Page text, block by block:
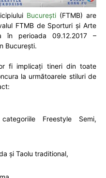
București (FTMB) are
FTMB de Sporturi și Arte
în perioada 09.12.2017 –
București.
fi implicați tineri din toate
la următoarele stiluri de
Freestyle Semi,
și Taolu traditional,